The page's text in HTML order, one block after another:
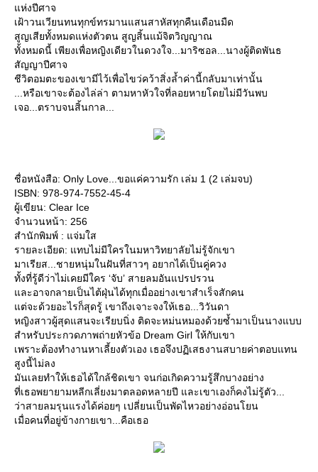
แห่งปีศาจ
เฝ้าวนเวียนทนทุกข์ทรมานแสนสาหัสทุกคืนเดือนมืด
สูญเสียทั้งหมดแห่งตัวตน สูญสิ้นแม้จิตวิญญาณ
ทั้งหมดนี้ เพียงเพื่อหญิงเดียวในดวงใจ...มาริซอล...นางผู้ติดพันธ
สัญญาปีศาจ
ชีวิตอมตะของเขามีไว้เพื่อไขว่คว้าสิ่งล้ำค่านี้กลับมาเท่านั้น
...หรือเขาจะต้องไล่ล่า ตามหาหัวใจที่ลอยหายโดยไม่มีวันพบ
เจอ...ตราบจนสิ้นกาล...
ชื่อหนังสือ: Only Love...ขอแค่ความรัก เล่ม 1 (2 เล่มจบ)
ISBN: 978-974-7552-45-4
ผู้เขียน: Clear Ice
จำนวนหน้า: 256
สำนักพิมพ์ : แจ่มใส
รายละเอียด: แทบไม่มีใครในมหาวิทยาลัยไม่รู้จักเขา
มาเรียส...ชายหนุ่มในฝันที่สาวๆ อยากได้เป็นคู่ควง
ทั้งที่รู้ดีว่าไม่เคยมีใคร ‘จับ’ สายลมอันแปรปรวน
และอาจกลายเป็นไต้ฝุ่นได้ทุกเมื่ออย่างเขาสำเร็จสักคน
แต่จะด้วยอะไรก็สุดรู้ เขาถึงเจาะจงให้เธอ...วิวันดา
หญิงสาวผู้สุดแสนจะเรียบนิ่ง ติดจะหม่นหมองด้วยซ้ำมาเป็นนางแบบ
สำหรับประกวดภาพถ่ายหัวข้อ Dream Girl ให้กับเขา
เพราะต้องทำงานหาเลี้ยงตัวเอง เธอจึงปฏิเสธงานสบายค่าตอบแทน
สูงนี้ไม่ลง
มันเลยทำให้เธอได้ใกล้ชิดเขา จนก่อเกิดความรู้สึกบางอย่าง
ที่เธอพยายามหลีกเลี่ยงมาตลอดหลายปี และเขาเองก็คงไม่รู้ตัว...
ว่าสายลมรุนแรงได้ค่อยๆ เปลี่ยนเป็นพัดไหวอย่างอ่อนโยน
เมื่อคนที่อยู่ข้างกายเขา...คือเธอ